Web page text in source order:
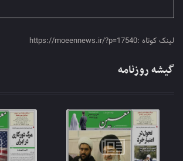
لینک کوتاه :https://moeennews.ir/?p=17540
گیشه روزنامه